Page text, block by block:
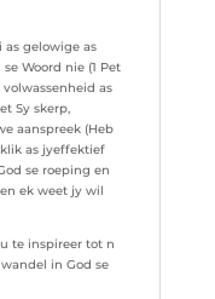
gelowige as
Woord nie (1 Pet
as
Sy skerp,
aanspreek (Heb
as jyeffektief
se roeping en
en ek weet jy wil
te inspireer tot n
in God se